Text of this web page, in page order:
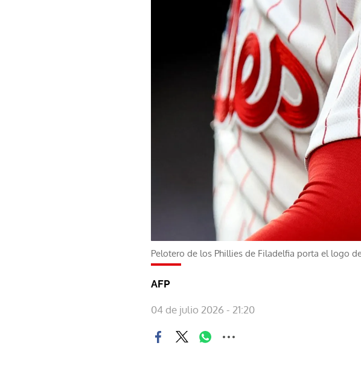
Pelotero de los Phillies de Filadelfia porta el logo
AFP
04 de julio 2026 - 21:20